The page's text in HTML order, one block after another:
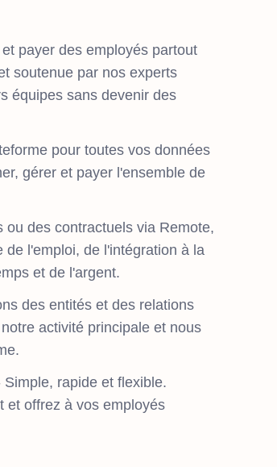
payer des employés partout
soutenue par nos experts
équipes sans devenir des
pour toutes vos données
gérer et payer l'ensemble de
des contractuels via Remote,
l'emploi, de l'intégration à la
et de l'argent.
des entités et des relations
activité principale et nous
rapide et flexible.
et offrez à vos employés